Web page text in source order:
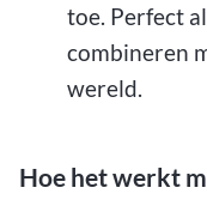
toe. Perfect
combineren
wereld.
Hoe het werkt